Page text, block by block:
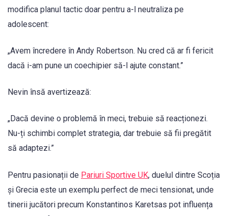
modifica planul tactic doar pentru a-l neutraliza pe
adolescent:
„Avem încredere în Andy Robertson. Nu cred că ar fi fericit
dacă i-am pune un coechipier să-l ajute constant.”
Nevin însă avertizează:
„Dacă devine o problemă în meci, trebuie să reacționezi.
Nu-ți schimbi complet strategia, dar trebuie să fii pregătit
să adaptezi.”
Pentru pasionații de Pariuri Sportive UK, duelul dintre Scoția
și Grecia este un exemplu perfect de meci tensionat, unde
tinerii jucători precum Konstantinos Karetsas pot influența